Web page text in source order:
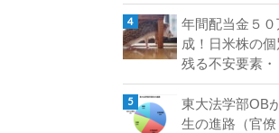
年間配当金５
成！日米株の個
残る不安要素・
東大法学部OB
生の進路（官僚